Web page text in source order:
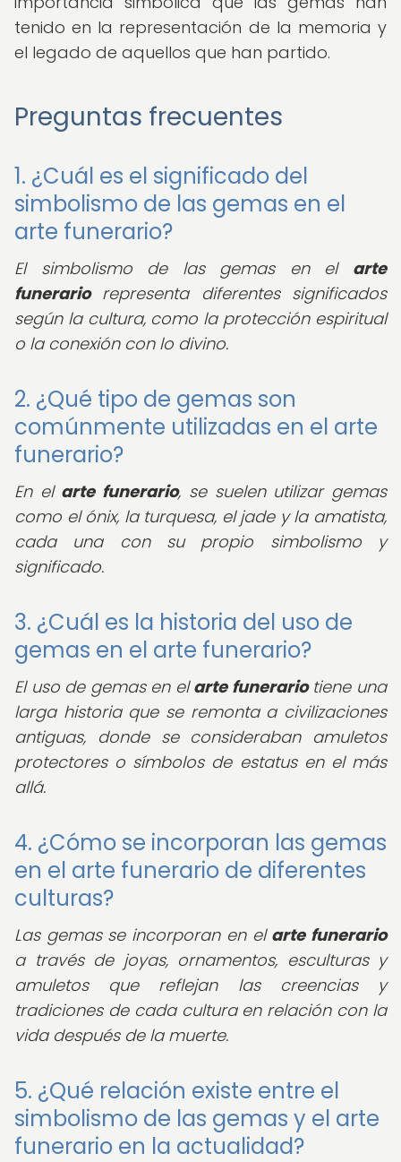
tenido en la representación de la memoria y
el legado de aquellos que han partido.
Preguntas frecuentes
1. ¿Cuál es el significado del
simbolismo de las gemas en el
arte funerario?
El simbolismo de las gemas en el arte
funerariorepresenta diferentes significados
según la cultura, como la protección espiritual
o la conexión con lo divino.
2. ¿Qué tipo de gemas son
comúnmente utilizadas en el arte
funerario?
En el arte funerario, se suelen utilizar gemas
como el ónix, la turquesa, el jade y la amatista,
cada una con su propio simbolismo y
significado.
3. ¿Cuál es la historia del uso de
gemas en el arte funerario?
El uso de gemas en elarte funerariotiene una
larga historia que se remonta a civilizaciones
antiguas, donde se consideraban amuletos
protectores o símbolos de estatus en el más
allá.
4. ¿Cómo se incorporan las gemas
en el arte funerario de diferentes
culturas?
Las gemas se incorporan en el arte funerario
a través de joyas, ornamentos, esculturas y
amuletos que reflejan las creencias y
tradiciones de cada cultura en relación con la
vida después de la muerte.
5. ¿Qué relación existe entre el
simbolismo de las gemas y el arte
funerario en la actualidad?